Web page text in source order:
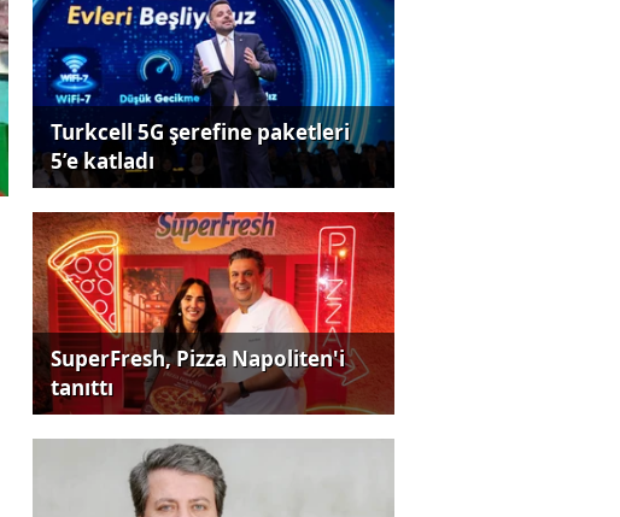
Turkcell 5G şerefine paketleri
5’e katladı
SuperFresh, Pizza Napoliten'i
tanıttı